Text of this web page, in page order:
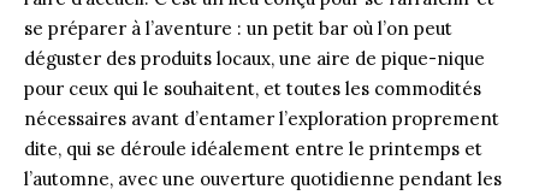
se préparer à l’aventure : un petit bar où l’on peut
déguster des produits locaux, une aire de pique-nique
pour ceux qui le souhaitent, et toutes les commodités
nécessaires avant d’entamer l’exploration proprement
dite, qui se déroule idéalement entre le printemps et
l’automne, avec une ouverture quotidienne pendant les